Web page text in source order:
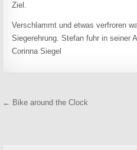
Ziel.
Verschlammt und etwas verfroren
Siegerehrung. Stefan fuhr in seiner
Corinna Siegel
← Bike around the Clock